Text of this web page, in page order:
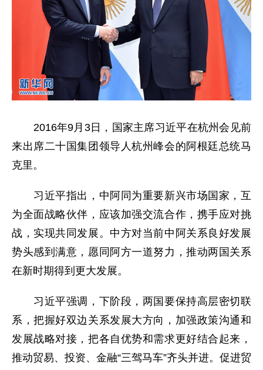
2016年9月3日，国家主席习近平在杭州会见前
来出席二十国集团领导人杭州峰会的阿根廷总统马
克里。
习近平指出，中阿同为重要新兴市场国家，互
为全面战略伙伴，应该加强交流合作，携手应对挑
战，实现共同发展。中方对当前中阿关系良好发展
势头感到满意，愿同阿方一道努力，推动两国关系
在新时期得到更大发展。
习近平强调，下阶段，两国要保持高层密切联
系，把握好双边关系发展大方向，加强政策沟通和
发展战略对接，把各自优势和需求更好结合起来，
推动贸易、投资、金融“三驾马车”齐头并进。促进贸